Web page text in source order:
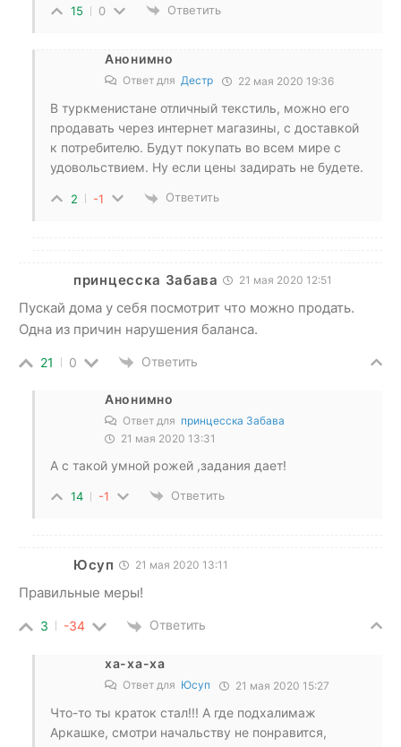
15 0 Ответить
Анонимно
Ответ для Дестр 22 мая 2020 19:36
В туркменистане отличный текстиль, можно его
продавать через интернет магазины, с доставкой
к потребителю. Будут покупать во всем мире с
удовольствием. Ну если цены задирать не будете.
2 -1 Ответить
принцесска Забава 21 мая 2020 12:51
Пускай дома у себя посмотрит что можно продать.
Одна из причин нарушения баланса.
21 0 Ответить
Анонимно
Ответ для принцесска Забава
21 мая 2020 13:31
А с такой умной рожей ,задания дает!
14 -1 Ответить
Юсуп 21 мая 2020 13:11
Правильные меры!
3 -34 Ответить
ха-ха-ха
Ответ для Юсуп 21 мая 2020 15:27
Что-то ты краток стал!!! А где подхалимаж
Аркашке, смотри начальству не понравится,